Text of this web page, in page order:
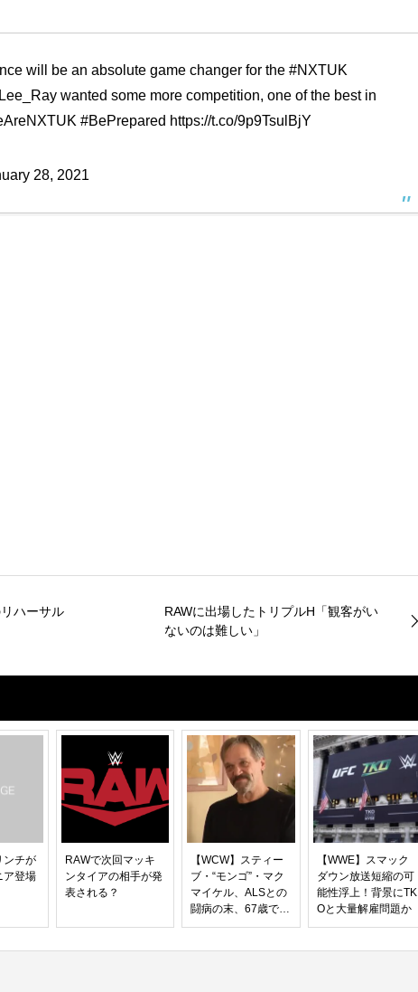
will be an absolute game changer for the #NXTUK
wanted some more competition, one of the best in
#BePrepared https://t.co/9p9TsulBjY
28, 2021
ハーサル
RAWに出場したトリプルH「観客がい
ないのは難しい」
ンチが
ア登場
RAWで次回マッキ
ンタイアの相手が発
表される？
【WCW】スティー
ブ・“モンゴ”・マク
マイケル、ALSとの
闘病の末、67歳で逝
去
【WWE】スマック
ダウン放送短縮の可
能性浮上！背景にTK
Oと大量解雇問題か